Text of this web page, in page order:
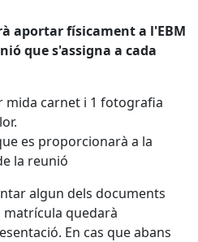
aportar físicament a l'EBM
que s'assigna a cada
mida carnet i 1 fotografia
es proporcionarà a la
la reunió
algun dels documents
matrícula quedarà
En cas que abans